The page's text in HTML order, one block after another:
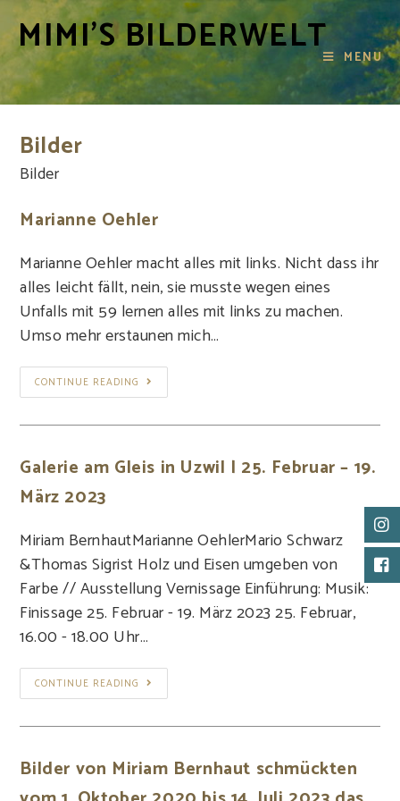
MIMI'S BILDERWELT MENU
Bilder
Bilder
Marianne Oehler
Marianne Oehler macht alles mit links. Nicht dass ihr
alles leicht fällt, nein, sie musste wegen eines
Unfalls mit 59 lernen alles mit links zu machen.
Umso mehr erstaunen mich…
CONTINUE READING
Galerie am Gleis in Uzwil | 25. Februar – 19.
März 2023
Miriam BernhautMarianne OehlerMario Schwarz
&Thomas Sigrist Holz und Eisen umgeben von
Farbe // Ausstellung Vernissage Einführung: Musik:
Finissage 25. Februar - 19. März 2023 25. Februar,
16.00 - 18.00 Uhr…
CONTINUE READING
Bilder von Miriam Bernhaut schmückten